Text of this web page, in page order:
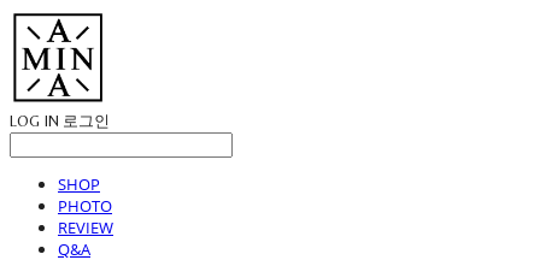
LOG IN 로그인
SHOP
PHOTO
REVIEW
Q&A